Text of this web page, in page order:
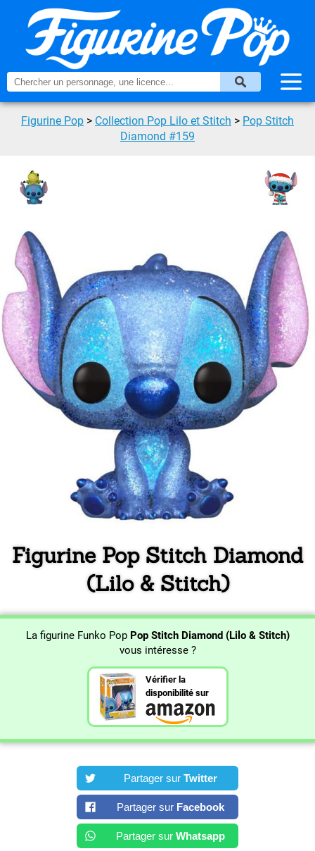
Figurine Pop > Collection Pop Lilo et Stitch > Pop Stitch
Diamond #159
Figurine Pop Stitch Diamond
(Lilo & Stitch)
La figurine Funko Pop Pop Stitch Diamond (Lilo & Stitch)
vous intéresse ?
Vérifier la
disponibilité sur
Partager sur Twitter
Partager sur Facebook
Partager sur Whatsapp